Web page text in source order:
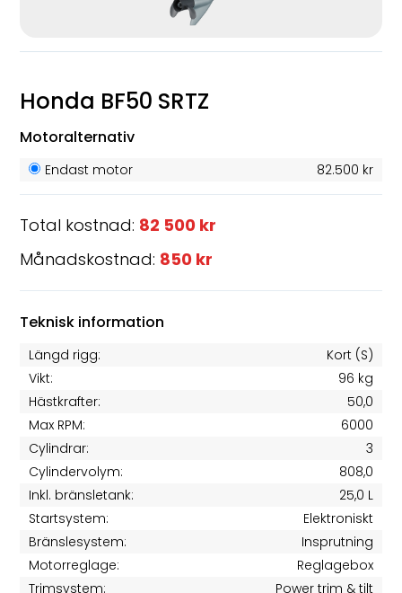
Honda BF50 SRTZ
Motoralternativ
Endast motor 82.500 kr
Total kostnad: 82 500 kr
Månadskostnad: 850 kr
Teknisk information
Längd rigg:
Kort (S)
Vikt:
96 kg
Hästkrafter:
50,0
Max RPM:
6000
Cylindrar:
3
Cylindervolym:
808,0
Inkl. bränsletank:
25,0 L
Startsystem:
Elektroniskt
Bränslesystem:
Insprutning
Motorreglage:
Reglagebox
Trimsystem:
Power trim & tilt